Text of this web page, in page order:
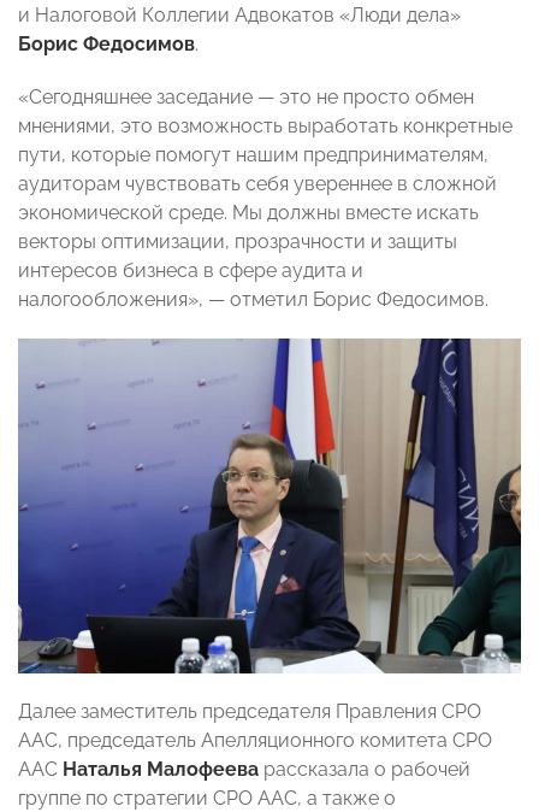
и Налоговой Коллегии Адвокатов «Люди дела»
Борис Федосимов.
«Сегодняшнее заседание — это не просто обмен
мнениями, это возможность выработать конкретные
пути, которые помогут нашим предпринимателям,
аудиторам чувствовать себя увереннее в сложной
экономической среде. Мы должны вместе искать
векторы оптимизации, прозрачности и защиты
интересов бизнеса в сфере аудита и
налогообложения», — отметил Борис Федосимов.
Далее заместитель председателя Правления СРО
ААС, председатель Апелляционного комитета СРО
ААС Наталья Малофеева рассказала о рабочей
группе по стратегии СРО ААС, а также о